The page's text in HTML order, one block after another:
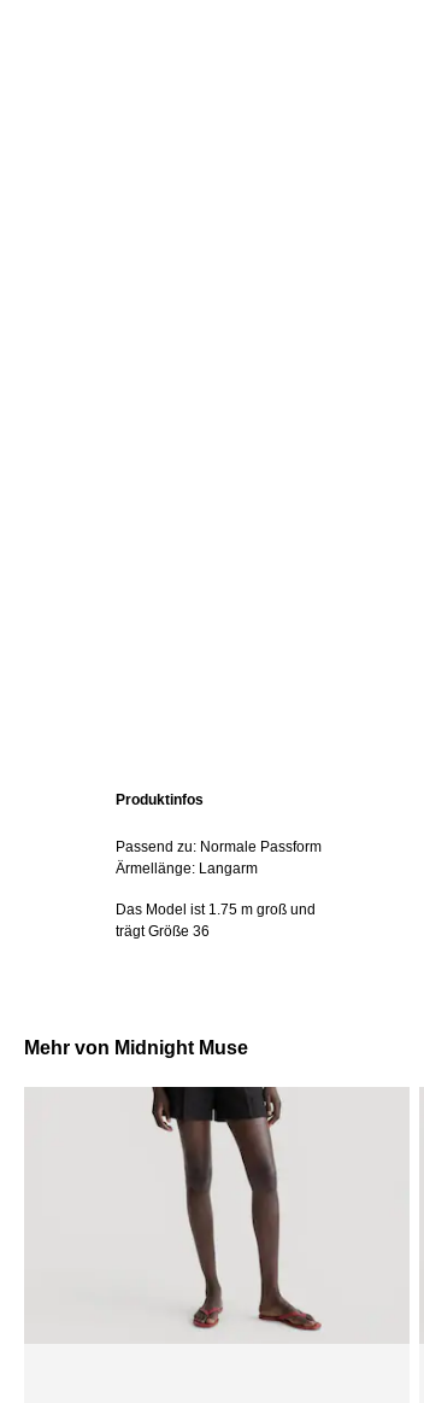
Produktinfos
Passend zu: Normale Passform
Ärmellänge: Langarm
Das Model ist 1.75 m groß und
trägt Größe 36
Mehr von Midnight Muse